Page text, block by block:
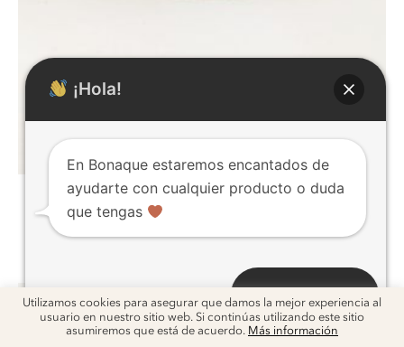
Zapatilla piel contraste
Utilizamos cookies para asegurar que damos la mejor experiencia al
usuario en nuestro sitio web. Si continúas utilizando este sitio
asumiremos que está de acuerdo. Más información
Abrir chat
¡Hola!
En Bonaque estaremos encantados de
ayudarte con cualquier producto o duda
que tengas